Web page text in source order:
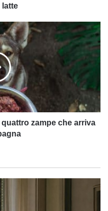
latte
zampe che arriva